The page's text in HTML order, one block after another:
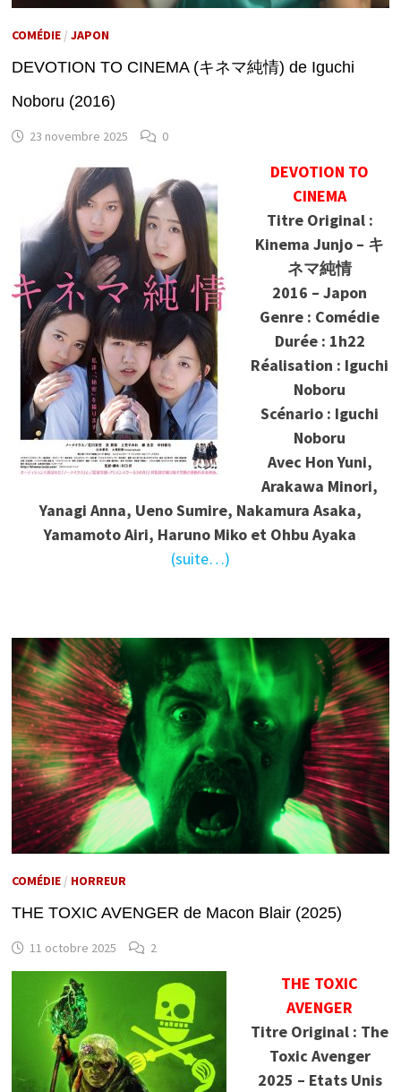
COMÉDIE/ JAPON
DEVOTION TO CINEMA (キネマ純情) de Iguchi
Noboru (2016)
23 novembre 2025 0
DEVOTION TO
CINEMA
Titre Original :
Kinema Junjo – キ
ネマ純情
2016 – Japon
Genre : Comédie
Durée : 1h22
Réalisation : Iguchi
Noboru
Scénario : Iguchi
Noboru
Avec Hon Yuni,
Arakawa Minori,
Yanagi Anna, Ueno Sumire, Nakamura Asaka,
Yamamoto Airi, Haruno Miko et Ohbu Ayaka
(suite…)
COMÉDIE/ HORREUR
THE TOXIC AVENGER de Macon Blair (2025)
11 octobre 2025 2
THE TOXIC
AVENGER
Titre Original : The
Toxic Avenger
2025 – Etats Unis